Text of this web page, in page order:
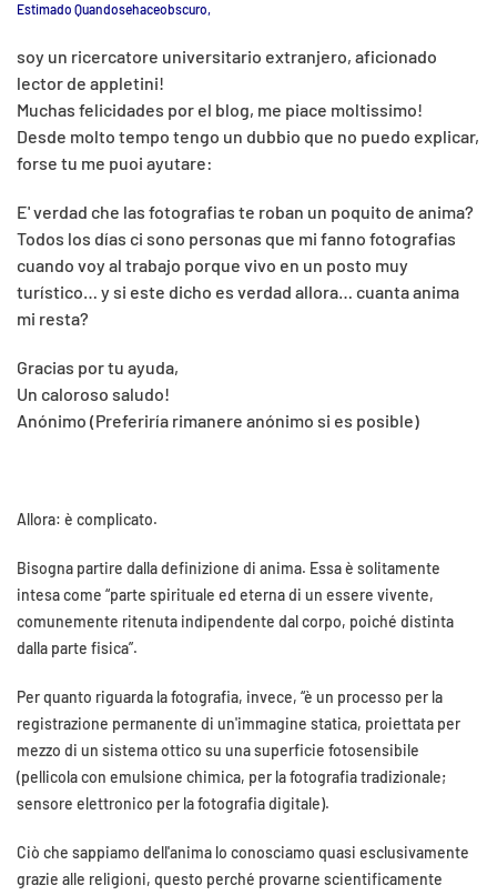
Estimado Quandosehaceobscuro,
soy un ricercatore universitario extranjero, aficionado
lector de appletini!
Muchas felicidades por el blog, me piace moltissimo!
Desde molto tempo tengo un dubbio que no puedo explicar,
forse tu me puoi ayutare:
E' verdad che las fotografias te roban un poquito de anima?
Todos los días ci sono personas que mi fanno fotografias
cuando voy al trabajo porque vivo en un posto muy
turístico… y si este dicho es verdad allora… cuanta anima
mi resta?
Gracias por tu ayuda,
Un caloroso saludo!
Anónimo (Preferiría rimanere anónimo si es posible)
Allora: è complicato.
Bisogna partire dalla definizione di anima. Essa è solitamente
intesa come “parte spirituale ed eterna di un essere vivente,
comunemente ritenuta indipendente dal corpo, poiché distinta
dalla parte fisica”.
Per quanto riguarda la fotografia, invece, “è un processo per la
registrazione permanente di un'immagine statica, proiettata per
mezzo di un sistema ottico su una superficie fotosensibile
(pellicola con emulsione chimica, per la fotografia tradizionale;
sensore elettronico per la fotografia digitale).
Ciò che sappiamo dell'anima lo conosciamo quasi esclusivamente
grazie alle religioni, questo perché provarne scientificamente